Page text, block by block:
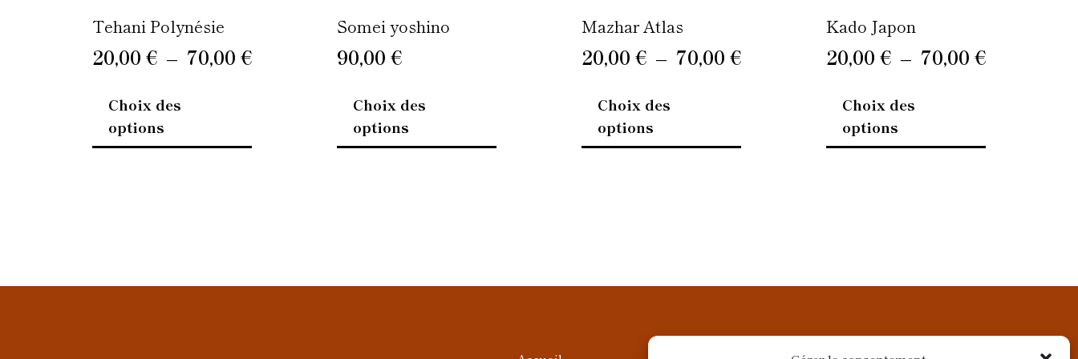
Tehani Polynésie
20,00 € – 70,00 €
Choix des
options
produit
Somei yoshino
90,00 €
Choix des
options
Mazhar Atlas
20,00 € – 70,00 €
Choix des
options
produit
Kado Japon
20,00 € – 70,00 €
Choix des
options
produit